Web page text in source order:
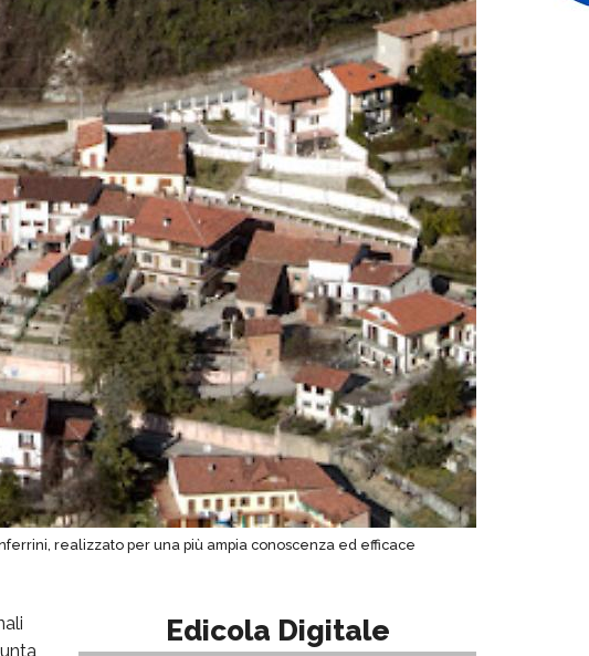
realizzato per una più ampia conoscenza ed efficace
Edicola Digitale